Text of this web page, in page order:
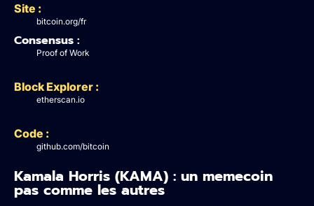
Site :
bitcoin.org/fr
Consensus :
Proof of Work
Block Explorer :
etherscan.io
Code :
github.com/bitcoin
Kamala Horris (KAMA) : un memecoin
pas comme les autres